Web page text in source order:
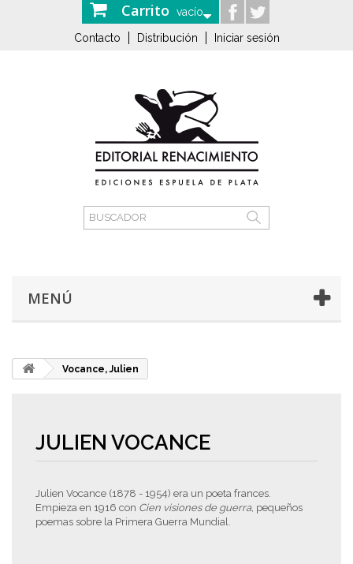
Carrito vacío
Contacto Distribución Iniciar sesión
MENÚ
Vocance, Julien
JULIEN VOCANCE
Julien Vocance (1878 - 1954) era un poeta frances.
Empieza en 1916 con Cien visiones de guerra, pequeños
poemas sobre la Primera Guerra Mundial.